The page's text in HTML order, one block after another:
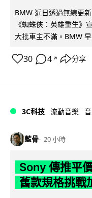
BMW 近日透過無線更
《蜘蛛俠：英雄重生》
大批車主不滿。BMW
30 4 ↗ 分享
3C科技 流動音樂
藍骨 20 小時
Sony 傳推平
舊款規格挑戰